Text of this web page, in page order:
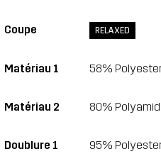
Coupe RELAXED
Matériau 1 58%
Matériau 2 80%
Doublure 1 95%